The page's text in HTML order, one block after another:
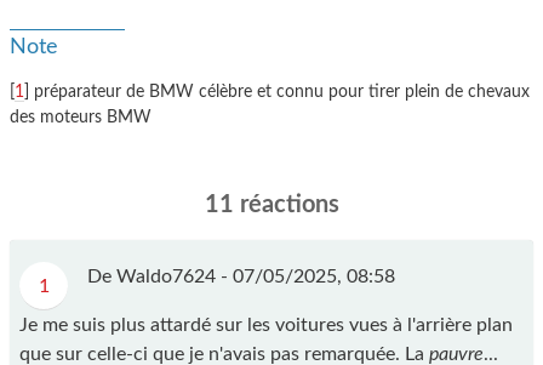
Note
1 ] préparateur de BMW célèbre et connu pour tirer plein de chevaux
des moteurs BMW
11 réactions
1 De Waldo7624 - 07/05/2025, 08:58
Je me suis plus attardé sur les voitures vues à l'arrière plan
que sur celle-ci que je n'avais pas remarquée. La pauvre...